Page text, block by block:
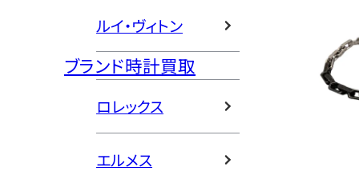
ルイ・ヴィトン
ブランド時計買取
ロレックス
エルメス